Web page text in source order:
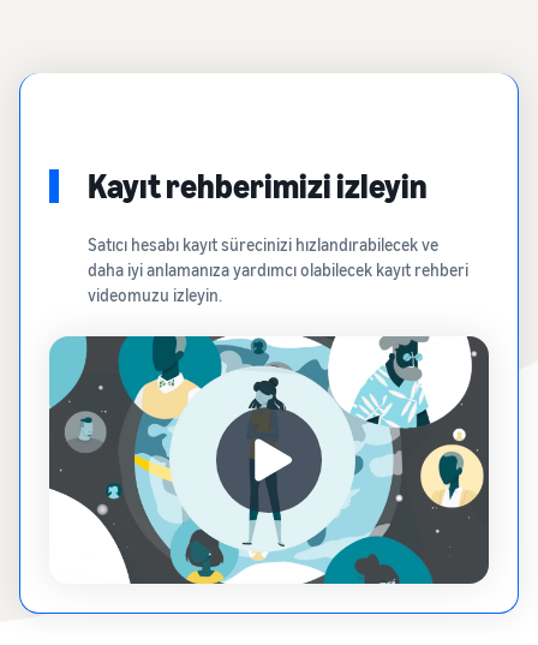
Kayıt rehberimizi izleyin
Satıcı hesabı kayıt sürecinizi hızlandırabilecek ve
daha iyi anlamanıza yardımcı olabilecek kayıt rehberi
videomuzu izleyin.